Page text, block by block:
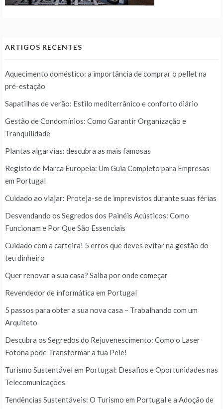
ARTIGOS RECENTES
Aquecimento doméstico: a importância de comprar o pellet na
pré-estação
Sapatilhas de verão: Estilo mediterrânico e conforto diário
Gestão de Condomínios: Como Garantir Organização e
Tranquilidade
Plantas algarvias: descubra as mais famosas
Registo de Marca Europeia: Um Guia Completo para Empresas
em Portugal
Cuidado ao viajar: Proteja-se de imprevistos durante suas férias
Desvendando os Segredos dos Painéis Acústicos: Como
Funcionam e Por Que São Essenciais
Cuidado com a carteira! 5 erros que deves evitar na gestão do
teu dinheiro
Quer renovar a sua casa? Saiba por onde começar
Revendedor de informática em Portugal
5 passos para obter a sua nova casa – Trabalhando com um
Arquiteto
Descubra os Segredos do Rejuvenescimento: Como o Laser
Fotona pode Transformar a tua Pele!
Turismo Sustentável em Portugal: Desafios e Oportunidades nas
Telecomunicações
Tendências Sustentáveis: O Turismo em Portugal e a Adoção de